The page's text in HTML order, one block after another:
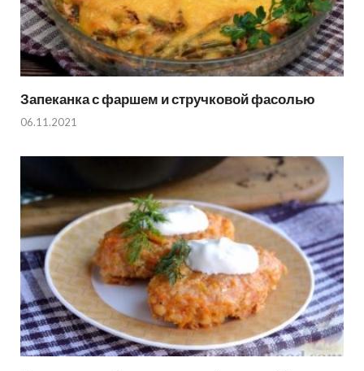
Запеканка с фаршем и стручковой фасолью
06.11.2021